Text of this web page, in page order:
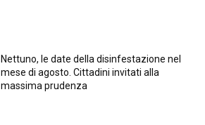
Nettuno, le date della disinfestazione nel
mese di agosto. Cittadini invitati alla
massima prudenza